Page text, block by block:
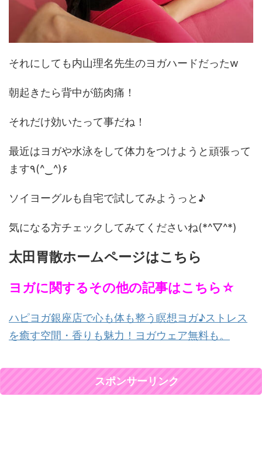
それにしても内山理名先生のヨガハードだったw
朝起きたら背中が筋肉痛！
それだけ効いたって事だね！
最近はヨガや水泳をして体力をつけようと頑張って
ます٩(^‿^)۶
ソイヨーグルも自宅で試してみようっと♪
気になる方チェックしてみてくださいね(*^▽^*)
太田胃散ホームページはこちら
ヨガに関するその他の記事はこちら☆
ハピヨガ銀座店で心も体も整う瞑想ヨガ♪ストレス
を癒す空間・香りも魅力！ヨガウェア無料も。
スポンサーリンク